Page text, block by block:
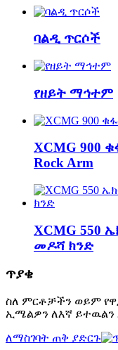
ባልዲ ጥርሶች
የዘይት ማኅተም
XCMG 900
Rock Arm
XCMG 550
መዶሻ ክንድ
ጥያቄ
ስለ ምርቶቻችን ወይም
ኢሜልዎን ለእኛ ይተዉልን
ለማስገባት ጠቅ ያድርጉ